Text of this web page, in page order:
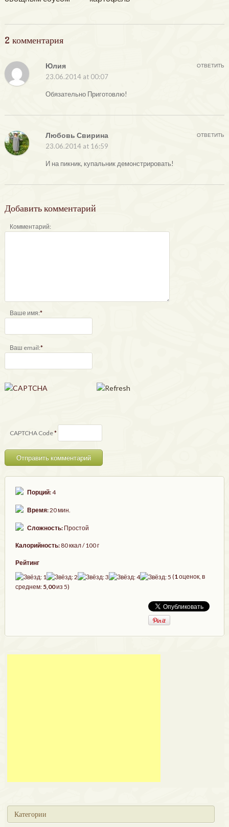
2 комментария
Юлия
23.06.2014 at 00:07
Обязательно Приготовлю!
ОТВЕТИТЬ
Любовь Свирина
23.06.2014 at 16:59
И на пикник, купальник демонстрировать!
ОТВЕТИТЬ
Добавить комментарий
Комментарий:
Ваше имя:*
Ваш email:*
CAPTCHA Code*
Порций:4
Время:20 мин.
Сложность:Простой
Калорийность:80 ккал / 100 г
Рейтинг
(1 оценок, в
среднем: 5,00из 5)
Категории